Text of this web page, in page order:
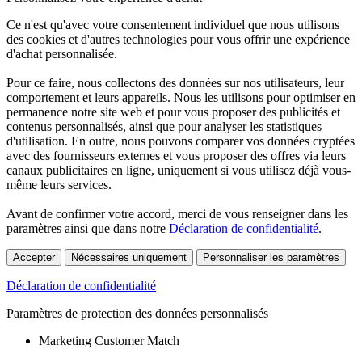
Ce n'est qu'avec votre consentement individuel que nous utilisons
des cookies et d'autres technologies pour vous offrir une expérience
d'achat personnalisée.
Pour ce faire, nous collectons des données sur nos utilisateurs, leur
comportement et leurs appareils. Nous les utilisons pour optimiser en
permanence notre site web et pour vous proposer des publicités et
contenus personnalisés, ainsi que pour analyser les statistiques
d'utilisation. En outre, nous pouvons comparer vos données cryptées
avec des fournisseurs externes et vous proposer des offres via leurs
canaux publicitaires en ligne, uniquement si vous utilisez déjà vous-
même leurs services.
Avant de confirmer votre accord, merci de vous renseigner dans les
paramètres ainsi que dans notre Déclaration de confidentialité.
Accepter Nécessaires uniquement Personnaliser les paramètres
Déclaration de confidentialité
Paramètres de protection des données personnalisés
Marketing Customer Match